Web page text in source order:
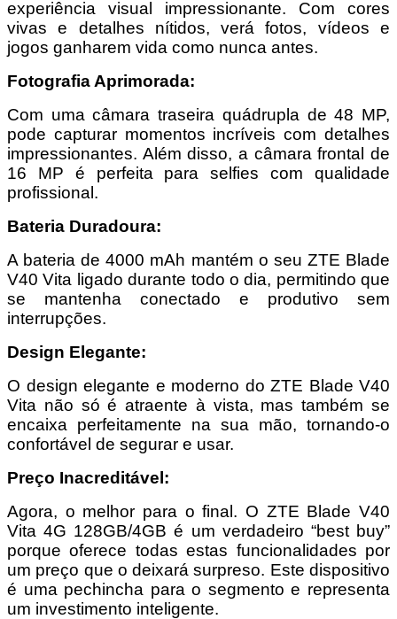
experiência visual impressionante. Com cores
vivas e detalhes nítidos, verá fotos, vídeos e
jogos ganharem vida como nunca antes.
Fotografia Aprimorada:
Com uma câmara traseira quádrupla de 48 MP,
pode capturar momentos incríveis com detalhes
impressionantes. Além disso, a câmara frontal de
16 MP é perfeita para selfies com qualidade
profissional.
Bateria Duradoura:
A bateria de 4000 mAh mantém o seu ZTE Blade
V40 Vita ligado durante todo o dia, permitindo que
se mantenha conectado e produtivo sem
interrupções.
Design Elegante:
O design elegante e moderno do ZTE Blade V40
Vita não só é atraente à vista, mas também se
encaixa perfeitamente na sua mão, tornando-o
confortável de segurar e usar.
Preço Inacreditável:
Agora, o melhor para o final. O ZTE Blade V40
Vita 4G 128GB/4GB é um verdadeiro “best buy”
porque oferece todas estas funcionalidades por
um preço que o deixará surpreso. Este dispositivo
é uma pechincha para o segmento e representa
um investimento inteligente.